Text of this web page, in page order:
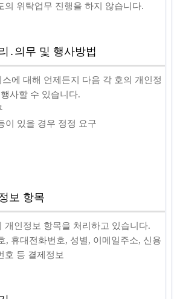
위탁업무 진행을 하지 않습니다.
․의무 및 행사방법
에 대해 언제든지 다음 각 호의 개인정
사할 수 있습니다.
이 있을 경우 정정 요구
보 항목
개인정보 항목을 처리하고 있습니다.
, 휴대전화번호, 성별, 이메일주소, 신용
호 등 결제정보